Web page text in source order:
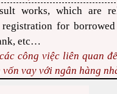
works, which are
registration for
etc…
công việc liên quan
vốn vay với ngân hàng